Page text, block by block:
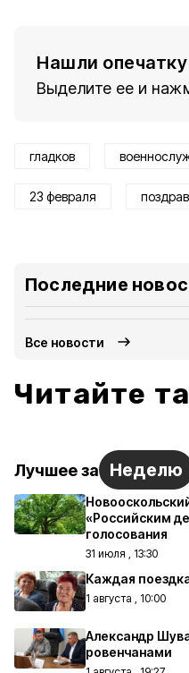
Нашли опечатку
Выделите ее и
гладков
23 февраля
Последние
Все новости
Читайте
Лучшее за Неделю
«Российским
голосования
31 июля , 13:30
Каждая
1 августа , 10:00
Александр
ровенчанами